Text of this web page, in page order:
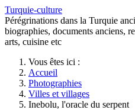
Turquie-culture
Pérégrinations dans la Turquie
biographies, documents anciens,
arts, cuisine etc
Vous êtes ici :
Accueil
Photographies
Villes et villages
Inebolu, l'oracle du serpent